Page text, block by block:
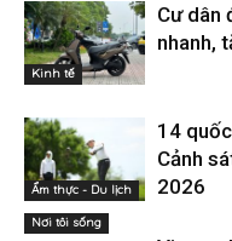
Kinh tế
Cư dân
nhanh,
Ẩm thực - Du lịch
14
Cảnh
2026
Nơi tôi sống